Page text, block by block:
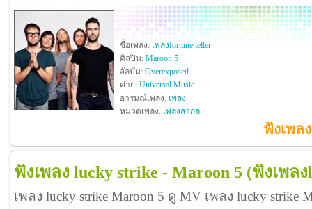
ชื่อเพลง: เพลงfortune teller
ศิลปิน: Maroon 5
อัลบัม: Overexposed
ค่าย: Universal Music
อารมณ์เพลง: เพลง-
หมวดเพลง: เพลงสากล
ฟังเพล
ฟังเพลง lucky strike - Maroon 5 (ฟังเพล
เพลง lucky strike Maroon 5 ดู MV เพลง lucky strike